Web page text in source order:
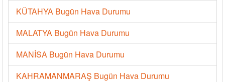
KÜTAHYA Bugün Hava Durumu
MALATYA Bugün Hava Durumu
MANİSA Bugün Hava Durumu
KAHRAMANMARAŞ Bugün Hava Durumu